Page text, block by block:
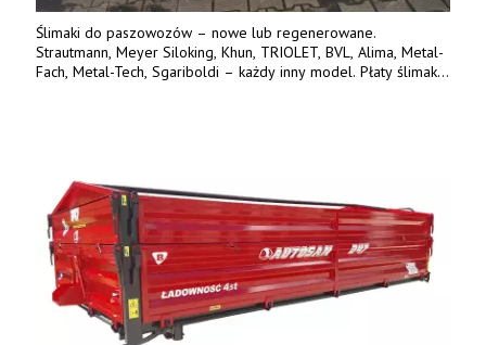
Ślimaki do paszowozów – nowe lub regenerowane.
Strautmann, Meyer Siloking, Khun, TRIOLET, BVL, Alima, Metal-
Fach, Metal-Tech, Sgariboldi – każdy inny model. Płaty ślimaka